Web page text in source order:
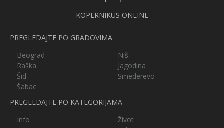
KOPERNIKUS ONLINE
PREGLEDAJTE PO GRADOVIMA
Beograd
Niš
Raška
Jagodina
Šid
Smederevo
Šabac
PREGLEDAJTE PO KATEGORIJAMA
Info
Život